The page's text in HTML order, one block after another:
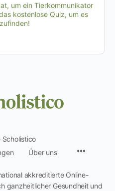
um ein Tierkommunikator
kostenlose Quiz, um es
Über uns
akkreditierte Online-
ganzheitlicher Gesundheit und